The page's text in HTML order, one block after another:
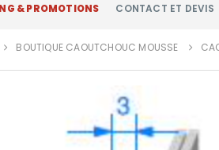
& PROMOTIONS CONTACT ET DEVIS
BOUTIQUE CAOUTCHOUC MOUSSE